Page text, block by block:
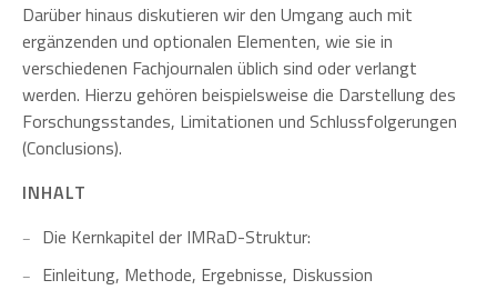
Darüber hinaus diskutieren wir den Umgang auch mit
ergänzenden und optionalen Elementen, wie sie in
verschiedenen Fachjournalen üblich sind oder verlangt
werden. Hierzu gehören beispielsweise die Darstellung des
Forschungsstandes, Limitationen und Schlussfolgerungen
(Conclusions).
INHALT
Die Kernkapitel der IMRaD-Struktur:
Einleitung, Methode, Ergebnisse, Diskussion